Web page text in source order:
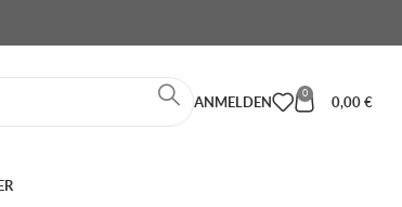
ANMELDEN
0
0,00 €